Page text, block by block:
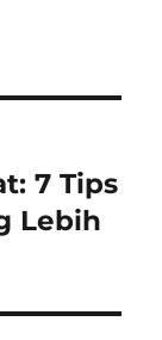
7 Tips
Lebih